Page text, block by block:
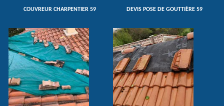
COUVREUR CHARPENTIER 59 DEVIS POSE DE GOUTTIÈRE 59